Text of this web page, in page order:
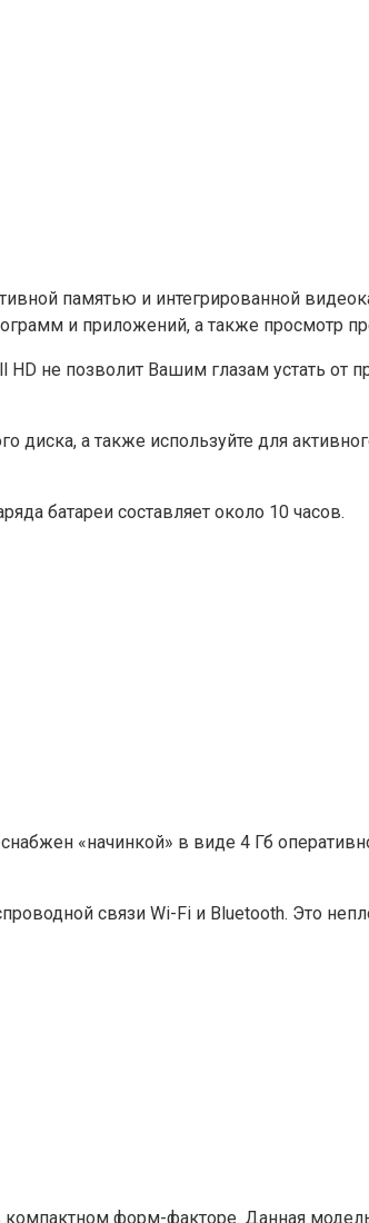
памятью и интегрированной
и приложений, а также просмотр
не позволит Вашим глазам устать от
а также используйте для
батареи составляет около 10 часов.
«начинкой» в виде 4 Гб
связи Wi-Fi и Bluetooth. Это
форм-факторе. Данная